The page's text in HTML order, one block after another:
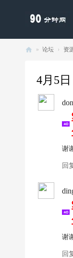
» 论坛 › 资
4月5
谢
回
谢
回